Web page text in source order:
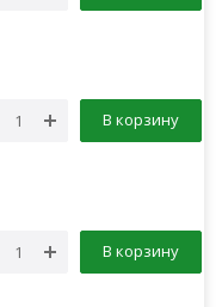
В корзину
В корзину